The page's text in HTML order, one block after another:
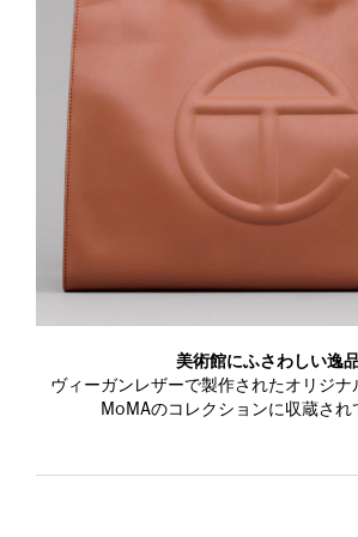
美術館にふさわしい逸
ヴィーガンレザーで製作されたオリジナ
MoMAのコレクションに収蔵され